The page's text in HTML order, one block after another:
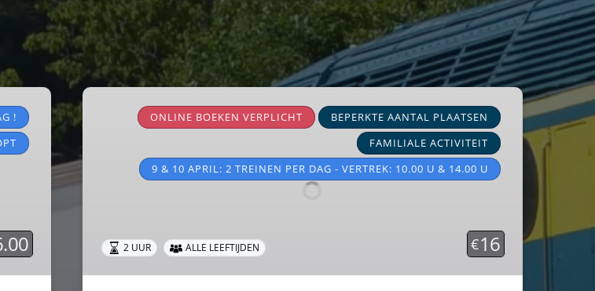
!
Pasen
eierenjacht
ONLINE BOEKEN VERPLICHT
BEPERKTE AANTAL PLAATSEN
FAMILIALE ACTIVITEIT
9 & 10 APRIL: 2 TREINEN PER DAG - VERTREK: 10.00 U & 14.00 U
€16
2 UUR ALLE LEEFTIJDEN